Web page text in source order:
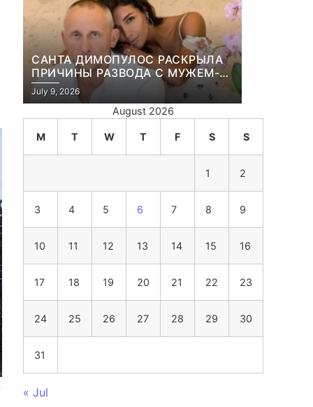
САНТА ДИМОПУЛОС РАСКРЫЛА
ПРИЧИНЫ РАЗВОДА С МУЖЕМ-
БИЗНЕСМЕНОМ
July 9, 2026
August 2026
M T W T F S S
1 2
3 4 5 6 7 8 9
10 11 12 13 14 15 16
17 18 19 20 21 22 23
24 25 26 27 28 29 30
31
« Jul